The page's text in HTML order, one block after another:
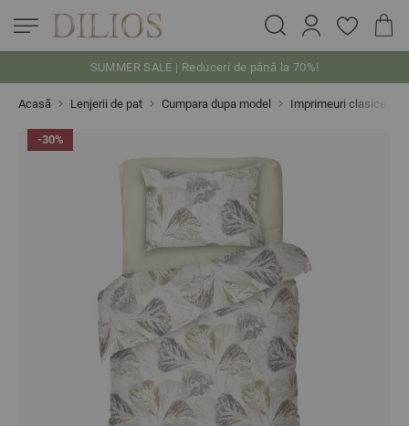
SUMMER SALE | Reduceri de până la 70%!
Acasă Lenjerii de pat Cumpara dupa model Imprimeuri clasice
-30%